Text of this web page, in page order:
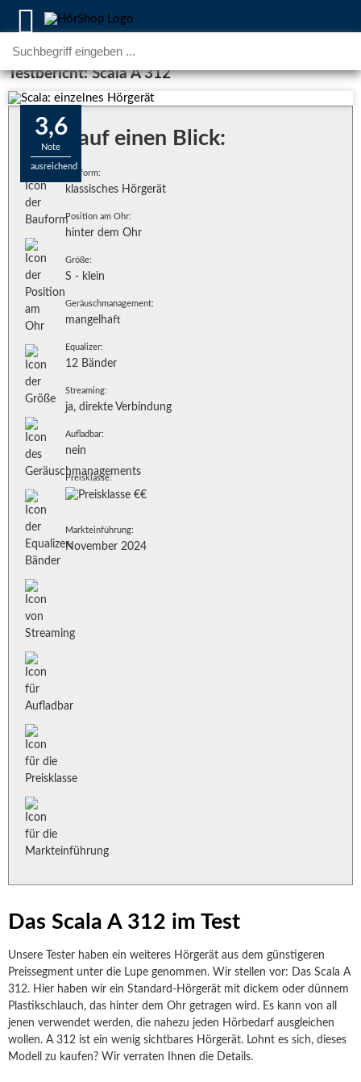
Testbericht: Scala A 312
3,6
Note
ausreichend
Das Scala A 312 im Test
Unsere Tester haben ein weiteres Hörgerät aus dem günstigeren
Preissegment unter die Lupe genommen. Wir stellen vor: Das Scala A
312. Hier haben wir ein Standard-Hörgerät mit dickem oder dünnem
Plastikschlauch, das hinter dem Ohr getragen wird. Es kann von all
jenen verwendet werden, die nahezu jeden Hörbedarf ausgleichen
wollen. A 312 ist ein wenig sichtbares Hörgerät. Lohnt es sich, dieses
Modell zu kaufen? Wir verraten Ihnen die Details.
Alles auf einen Blick:
Bauform:
klassisches Hörgerät
Position am Ohr:
hinter dem Ohr
Größe:
S - klein
Geräuschmanagement:
mangelhaft
Equalizer:
12 Bänder
Streaming:
ja, direkte Verbindung
Aufladbar:
nein
Preisklasse:
Markteinführung:
November 2024